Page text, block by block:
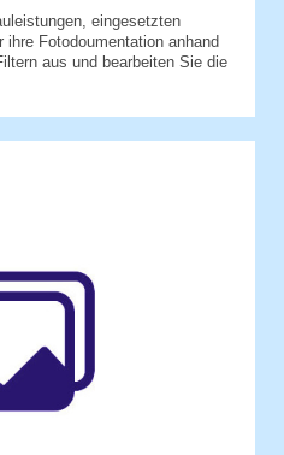
eingesetzten
Fotodoumentation anhand
aus und bearbeiten Sie die